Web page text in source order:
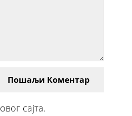
Пошаљи Коментар
овог сајта.